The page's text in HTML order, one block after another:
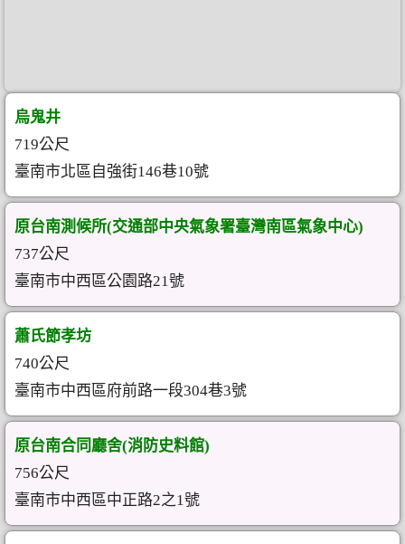
烏鬼井
719公尺
臺南市北區自強街146巷10號
原台南測候所(交通部中央氣象署臺灣南區氣象中心)
737公尺
臺南市中西區公園路21號
蕭氏節孝坊
740公尺
臺南市中西區府前路一段304巷3號
原台南合同廳舍(消防史料館)
756公尺
臺南市中西區中正路2之1號